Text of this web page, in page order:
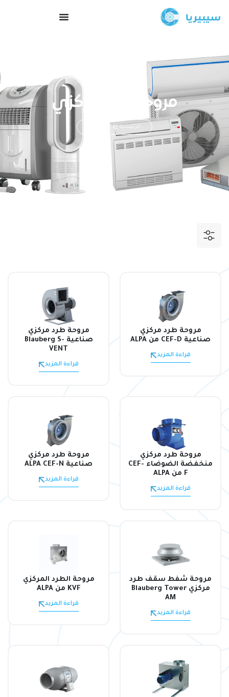
مروحة طرد مركزي
الرئيسية
مروحة طرد مركزي
صناعية CEF-D من ALPA
قراءة المزيد
مروحة طرد مركزي
صناعية Blauberg S-
VENT
قراءة المزيد
مروحة طرد مركزي
منخفضة الضوضاء CEF-
F من ALPA
قراءة المزيد
مروحة طرد مركزي
صناعية ALPA CEF-N
قراءة المزيد
مروحة شفط سقف طرد
مركزي Blauberg Tower
AM
قراءة المزيد
مروحة الطرد المركزي
KVF من ALPA
قراءة المزيد